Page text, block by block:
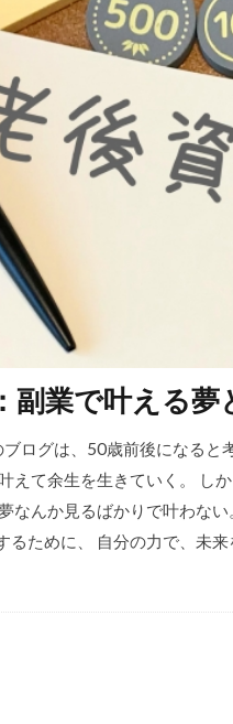
副業で叶える夢
ログは、50歳前後になる
えて余生を生きていく。 し
なんか見るばかりで叶わな
るために、 自分の力で、未